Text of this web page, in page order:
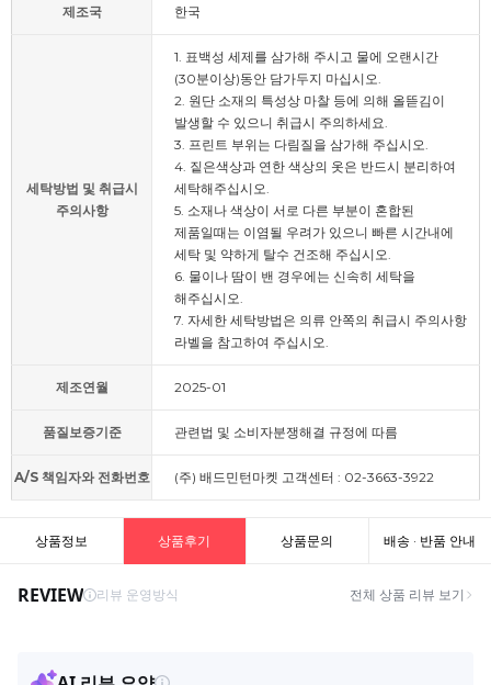
제조국 한국
세탁방법 및 취급시
주의사항
1. 표백성 세제를 삼가해 주시고 물에 오랜시간
(30분이상)동안 담가두지 마십시오.
2. 원단 소재의 특성상 마찰 등에 의해 올뜯김이
발생할 수 있으니 취급시 주의하세요.
3. 프린트 부위는 다림질을 삼가해 주십시오.
4. 짙은색상과 연한 색상의 옷은 반드시 분리하여
세탁해주십시오.
5. 소재나 색상이 서로 다른 부분이 혼합된
제품일때는 이염될 우려가 있으니 빠른 시간내에
세탁 및 약하게 탈수 건조해 주십시오.
6. 물이나 땀이 밴 경우에는 신속히 세탁을
해주십시오.
7. 자세한 세탁방법은 의류 안쪽의 취급시 주의사항
라벨을 참고하여 주십시오.
제조연월 2025-01
품질보증기준 관련법 및 소비자분쟁해결 규정에 따름
A/S 책임자와 전화번호 (주) 배드민턴마켓 고객센터 : 02-3663-3922
상품정보 상품후기 상품문의 배송 · 반품 안내